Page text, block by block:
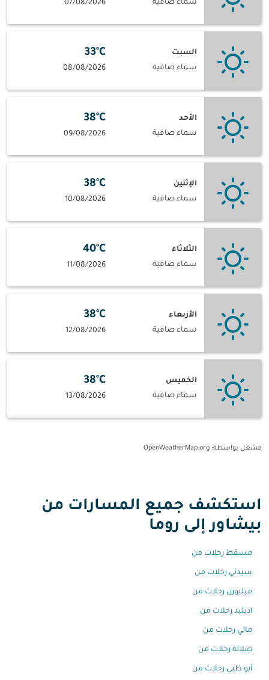
سماء صافية 07/08/2026
السبت
سماء صافية
33°C
08/08/2026
الأحد
سماء صافية
38°C
09/08/2026
الإثنين
سماء صافية
38°C
10/08/2026
الثلاثاء
سماء صافية
40°C
11/08/2026
الأربعاء
سماء صافية
38°C
12/08/2026
الخميس
سماء صافية
38°C
13/08/2026
مشغل بواسطة: OpenWeatherMap.org
استكشف جميع المسارات من
بيشاور إلى روما
مسقط رحلات من
سيدني رحلات من
ميلبورن رحلات من
اديليد رحلات من
مالي رحلات من
صلالة رحلات من
أبو ظبي رحلات من